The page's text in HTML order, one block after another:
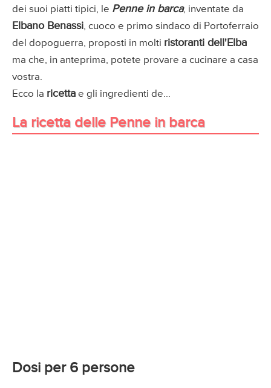
dei suoi piatti tipici, le Penne in barca, inventate da
Elbano Benassi, cuoco e primo sindaco di Portoferraio
del dopoguerra, proposti in molti ristoranti dell'Elba
ma che, in anteprima, potete provare a cucinare a casa
vostra.
Ecco la ricetta e gli ingredienti de...
La ricetta delle Penne in barca
Dosi per 6 persone